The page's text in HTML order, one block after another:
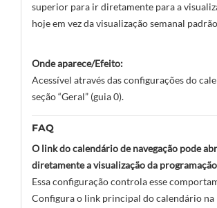
superior para ir diretamente para a
hoje em vez da visualização semanal
Onde aparece/Efeito:
Acessível através das configurações do
seção “Geral” (guia 0).
FAQ
O link do calendário de navegação pode
diretamente a visualização da
Essa configuração controla esse
Configura o link principal do calendário na